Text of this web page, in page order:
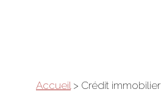
contenu
Accueil> Crédit immobilier